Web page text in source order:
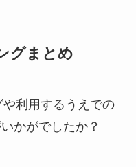
グまとめ
利用するうえでの
かがでしたか？